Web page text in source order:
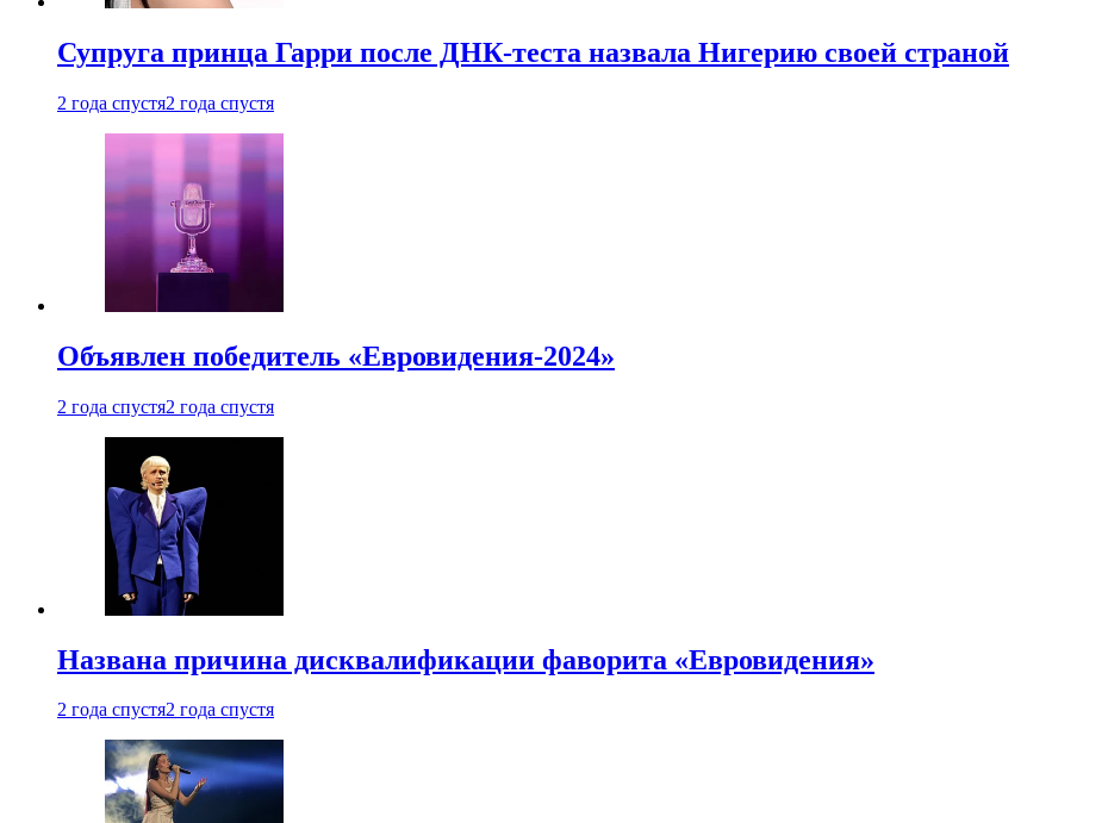
Супруга принца Гарри после ДНК-теста назвала Нигерию своей страной
2 года спустя2 года спустя
Объявлен победитель «Евровидения-2024»
2 года спустя2 года спустя
Названа причина дисквалификации фаворита «Евровидения»
2 года спустя2 года спустя